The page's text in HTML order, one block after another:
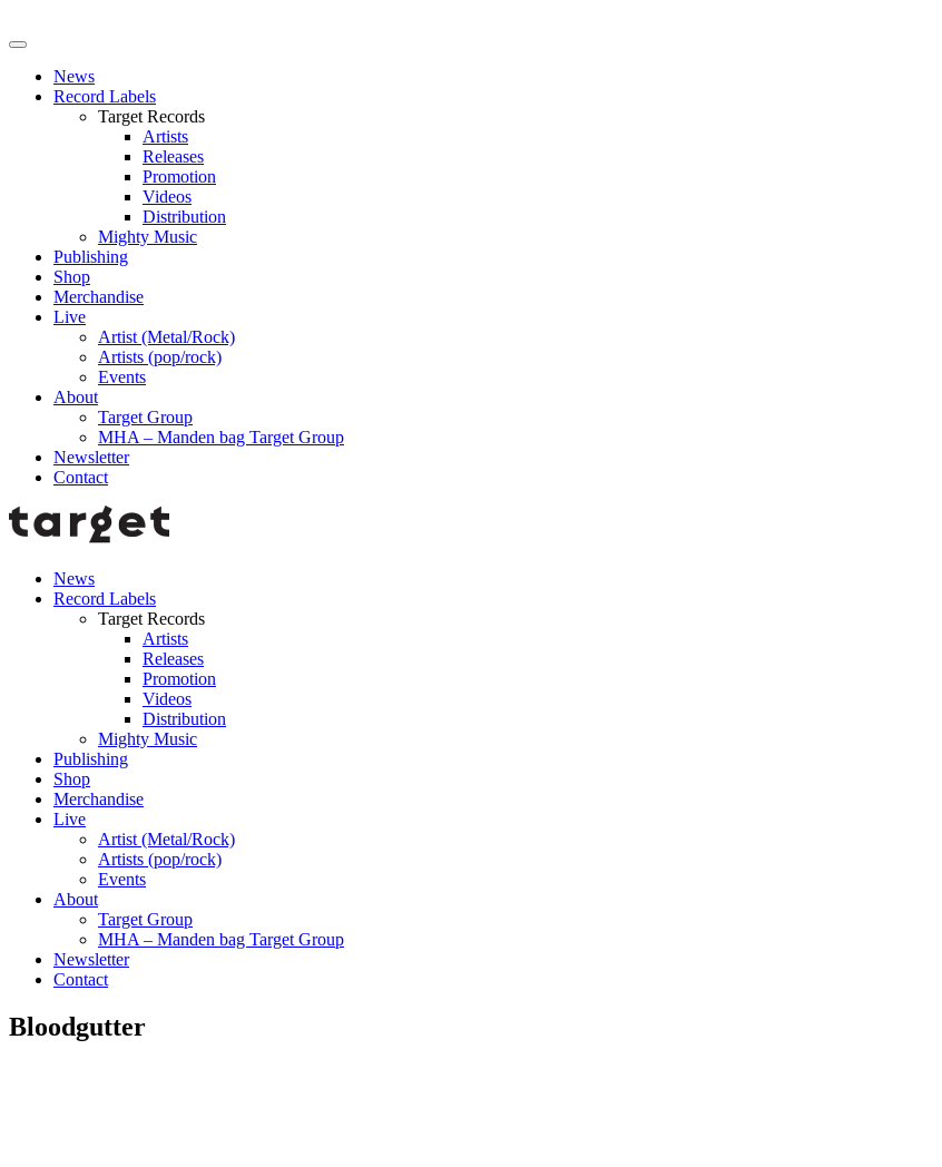
News
Record Labels
Target Records
Artists
Releases
Promotion
Videos
Distribution
Mighty Music
Publishing
Shop
Merchandise
Live
Artist (Metal/Rock)
Artists (pop/rock)
Events
About
Target Group
MHA – Manden bag Target Group
Newsletter
Contact
News
Record Labels
Target Records
Artists
Releases
Promotion
Videos
Distribution
Mighty Music
Publishing
Shop
Merchandise
Live
Artist (Metal/Rock)
Artists (pop/rock)
Events
About
Target Group
MHA – Manden bag Target Group
Newsletter
Contact
Bloodgutter